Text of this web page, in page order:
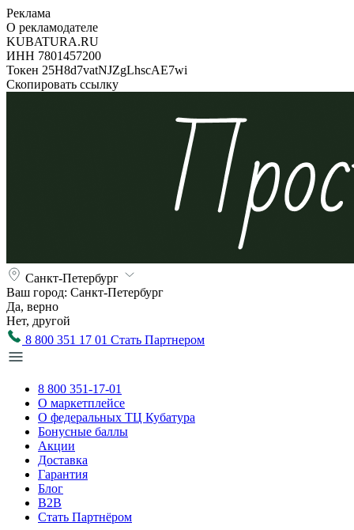
Реклама
О рекламодателе
KUBATURA.RU
ИНН 7801457200
Токен 25H8d7vatNJZgLhscAE7wi
Скопировать ссылку
Санкт-Петербург
Ваш город: Санкт-Петербург
Да, верно
Нет, другой
8 800 351 17 01 Стать Партнером
8 800 351-17-01
О маркетплейсе
О федеральных ТЦ Кубатура
Бонусные баллы
Акции
Доставка
Гарантия
Блог
B2B
Стать Партнёром